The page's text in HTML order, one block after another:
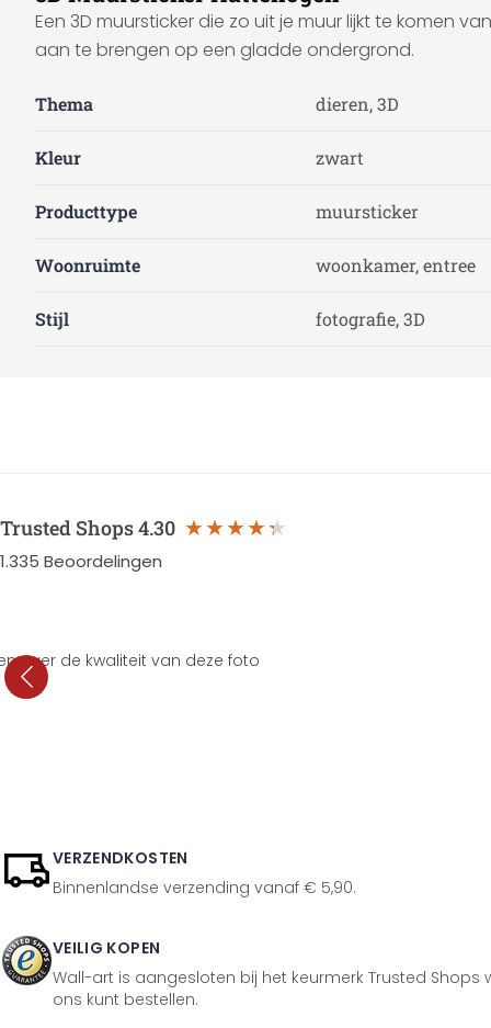
Een 3D muursticker die zo uit je muur lijkt te komen
aan te brengen op een gladde ondergrond.
Thema dieren, 3D
Kleur zwart
Producttype muursticker
Woonruimte woonkamer, entree
Stijl fotografie, 3D
Trusted Shops4.30
1.335 Beoordelingen
over de kwaliteit van deze foto
VERZENDKOSTEN
Binnenlandse verzending vanaf € 5,90.
VEILIG KOPEN
Wall-art is aangesloten bij het keurmerk Trusted Shops
ons kunt bestellen.